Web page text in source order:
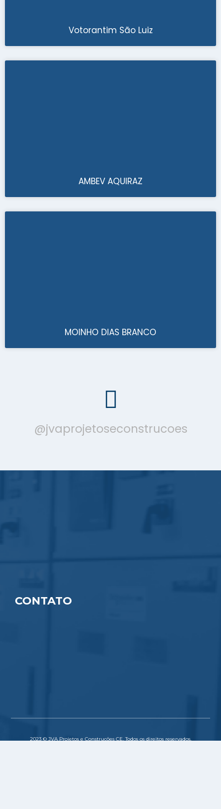
Votorantim São Luiz
AMBEV AQUIRAZ
MOINHO DIAS BRANCO
@jvaprojetoseconstrucoes
CONTATO
2023 © JVA Projetos e Construções CE. Todos os direitos reservados.